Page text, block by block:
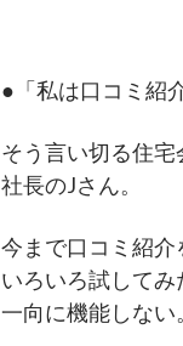
●「私は口コミ紹
そう言い切る住宅
社長のJさん。
今まで口コミ紹介
いろいろ試してみ
一向に機能しない。